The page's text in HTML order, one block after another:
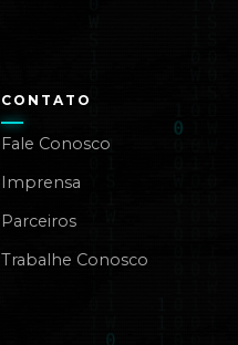
CONTATO
Fale Conosco
Imprensa
Parceiros
Trabalhe Conosco